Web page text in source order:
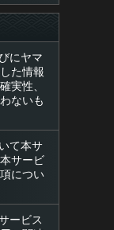
にヤマ
た情報
実性、
ないも
て本サ
サービ
につい
ービス